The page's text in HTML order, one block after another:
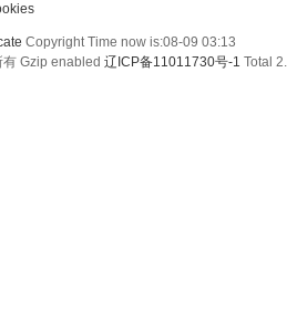
Copyright Time now is:08-09 03:13
有 Gzip enabled 辽ICP备11011730号-1 Total